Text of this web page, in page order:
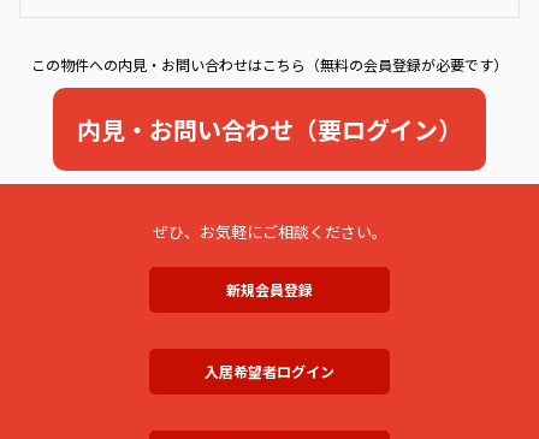
この物件への内見・お問い合わせはこちら（無料の会員登録が必要です）
内見・お問い合わせ（要ログイン）
ぜひ、お気軽にご相談ください。
新規会員登録
入居希望者ログイン